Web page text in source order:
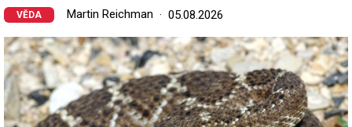
VĚDA Martin Reichman 05.08.2026
Image